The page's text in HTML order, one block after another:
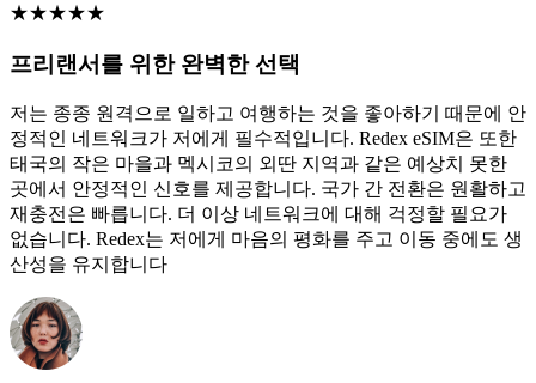
★★★★★
프리랜서를 위한 완벽한 선택
저는 종종 원격으로 일하고 여행하는 것을 좋아하기 때문에 안
정적인 네트워크가 저에게 필수적입니다. Redex eSIM은 또한
태국의 작은 마을과 멕시코의 외딴 지역과 같은 예상치 못한
곳에서 안정적인 신호를 제공합니다. 국가 간 전환은 원활하고
재충전은 빠릅니다. 더 이상 네트워크에 대해 걱정할 필요가
없습니다. Redex는 저에게 마음의 평화를 주고 이동 중에도 생
산성을 유지합니다